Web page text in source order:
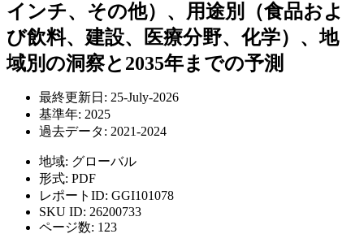
インチ、その他）、用途別（食品およ
び飲料、建設、医療分野、化学）、地
域別の洞察と2035年までの予測
最終更新日: 25-July-2026
基準年: 2025
過去データ: 2021-2024
地域: グローバル
形式: PDF
レポートID: GGI101078
SKU ID: 26200733
ページ数: 123